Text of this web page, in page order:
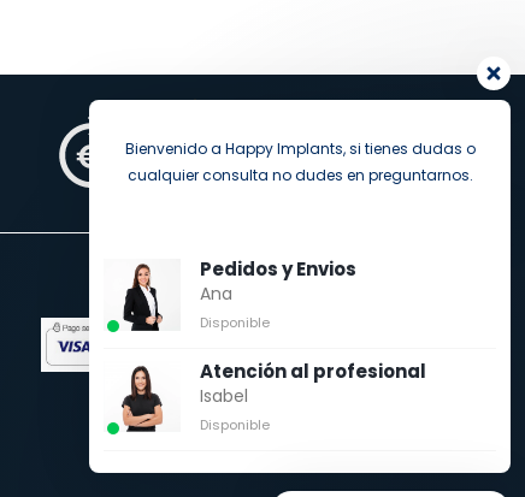
Pago seguro
Bienvenido a Happy Implants, si tienes dudas o
cualquier consulta no dudes en preguntarnos.
Pedidos y Envios
Ana
Disponible
Atención al profesional
Isabel
Disponible